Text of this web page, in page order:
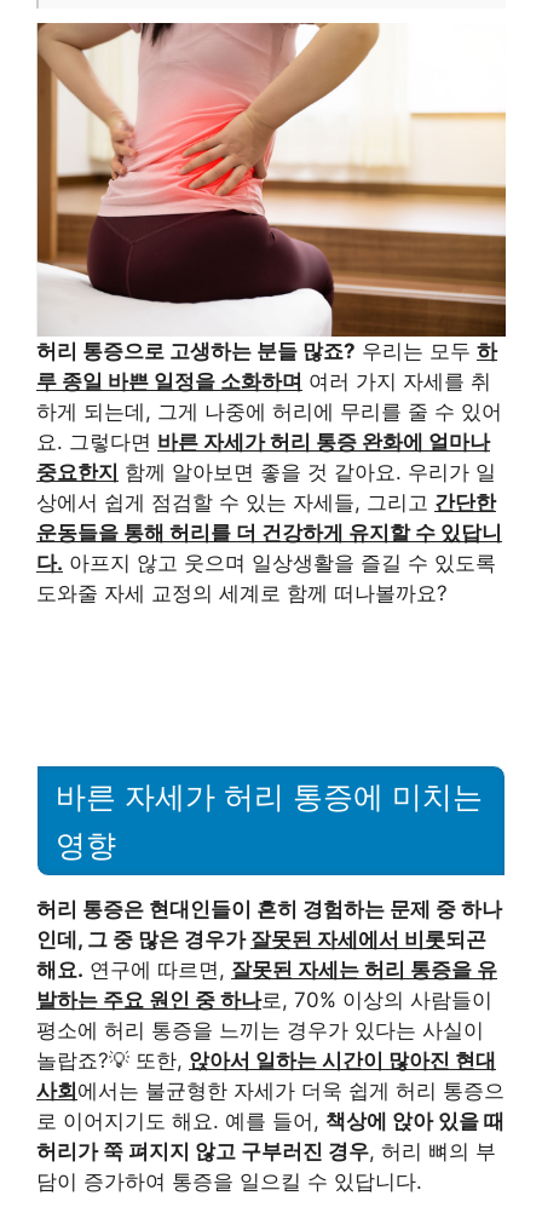
허리 통증으로 고생하는 분들 많죠? 우리는 모두 하
루 종일 바쁜 일정을 소화하며 여러 가지 자세를 취
하게 되는데, 그게 나중에 허리에 무리를 줄 수 있어
요. 그렇다면 바른 자세가 허리 통증 완화에 얼마나
중요한지 함께 알아보면 좋을 것 같아요. 우리가 일
상에서 쉽게 점검할 수 있는 자세들, 그리고 간단한
운동들을 통해 허리를 더 건강하게 유지할 수 있답니
다. 아프지 않고 웃으며 일상생활을 즐길 수 있도록
도와줄 자세 교정의 세계로 함께 떠나볼까요?
바른 자세가 허리 통증에 미치는
영향
허리 통증은 현대인들이 흔히 경험하는 문제 중 하나
인데, 그 중 많은 경우가 잘못된 자세에서 비롯되곤
해요. 연구에 따르면, 잘못된 자세는 허리 통증을 유
발하는 주요 원인 중 하나로, 70% 이상의 사람들이
평소에 허리 통증을 느끼는 경우가 있다는 사실이
놀랍죠?💡 또한, 앉아서 일하는 시간이 많아진 현대
사회 에서는 불균형한 자세가 더욱 쉽게 허리 통증으
로 이어지기도 해요. 예를 들어, 책상에 앉아 있을 때
허리가 쭉 펴지지 않고 구부러진 경우, 허리 뼈의 부
담이 증가하여 통증을 일으킬 수 있답니다.